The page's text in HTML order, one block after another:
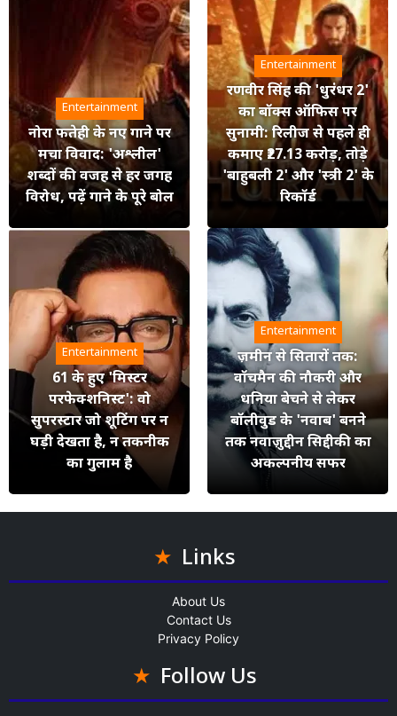
Entertainment
नोरा फतेही के नए गाने पर
मचा विवाद: 'अश्लील'
शब्दों की वजह से हर जगह
विरोध, पढ़ें गाने के पूरे बोल
Entertainment
रणवीर सिंह की 'धुरंधर 2'
का बॉक्स ऑफिस पर
सुनामी: रिलीज से पहले ही
कमाए ₹27.13 करोड़, तोड़े
'बाहुबली 2' और 'स्त्री 2' के
रिकॉर्ड
Entertainment
61 के हुए 'मिस्टर
परफेक्शनिस्ट': वो
सुपरस्टार जो शूटिंग पर न
घड़ी देखता है, न तकनीक
का गुलाम है
Entertainment
ज़मीन से सितारों तक:
वॉचमैन की नौकरी और
धनिया बेचने से लेकर
बॉलीवुड के 'नवाब' बनने
तक नवाज़ुद्दीन सिद्दीकी का
अकल्पनीय सफर
Links
About Us
Contact Us
Privacy Policy
Follow Us